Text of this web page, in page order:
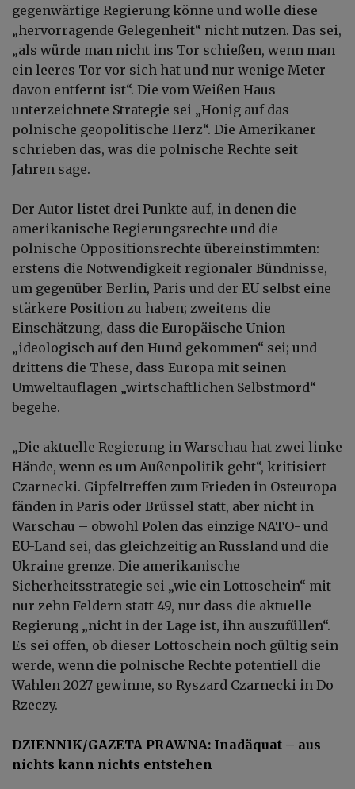
gegenwärtige Regierung könne und wolle diese
„hervorragende Gelegenheit“ nicht nutzen. Das sei,
„als würde man nicht ins Tor schießen, wenn man
ein leeres Tor vor sich hat und nur wenige Meter
davon entfernt ist“. Die vom Weißen Haus
unterzeichnete Strategie sei „Honig auf das
polnische geopolitische Herz“. Die Amerikaner
schrieben das, was die polnische Rechte seit
Jahren sage.
Der Autor listet drei Punkte auf, in denen die
amerikanische Regierungsrechte und die
polnische Oppositionsrechte übereinstimmten:
erstens die Notwendigkeit regionaler Bündnisse,
um gegenüber Berlin, Paris und der EU selbst eine
stärkere Position zu haben; zweitens die
Einschätzung, dass die Europäische Union
„ideologisch auf den Hund gekommen“ sei; und
drittens die These, dass Europa mit seinen
Umweltauflagen „wirtschaftlichen Selbstmord“
begehe.
„Die aktuelle Regierung in Warschau hat zwei linke
Hände, wenn es um Außenpolitik geht“, kritisiert
Czarnecki. Gipfeltreffen zum Frieden in Osteuropa
fänden in Paris oder Brüssel statt, aber nicht in
Warschau – obwohl Polen das einzige NATO- und
EU-Land sei, das gleichzeitig an Russland und die
Ukraine grenze. Die amerikanische
Sicherheitsstrategie sei „wie ein Lottoschein“ mit
nur zehn Feldern statt 49, nur dass die aktuelle
Regierung „nicht in der Lage ist, ihn auszufüllen“.
Es sei offen, ob dieser Lottoschein noch gültig sein
werde, wenn die polnische Rechte potentiell die
Wahlen 2027 gewinne, so Ryszard Czarnecki in Do
Rzeczy.
DZIENNIK/GAZETA PRAWNA: Inadäquat – aus
nichts kann nichts entstehen